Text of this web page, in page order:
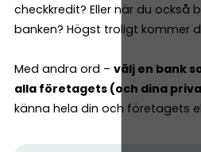
checkkredit? Eller när du också
banken? Högst troligt kommer
Med andra ord – välj en bank
alla företagets (och dina
känna hela din och företagets